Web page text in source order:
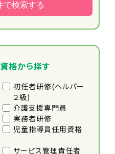
で検索する
格から探す
初任者研修(ヘルパー
２級)
介護支援専門員
実務者研修
児童指導員任用資格
サービス管理責任者